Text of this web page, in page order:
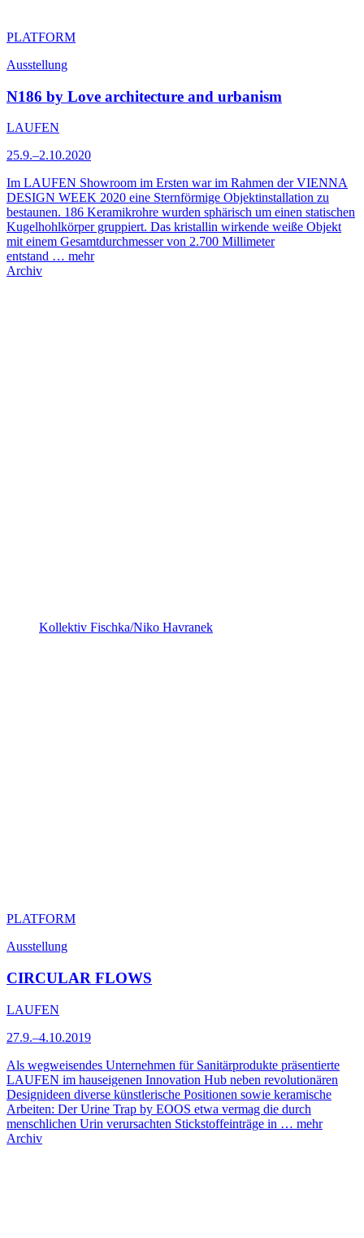
PLATFORM
Ausstellung
N186 by Love architecture and urbanism
LAUFEN
25.9.–2.10.2020
Im LAUFEN Showroom im Ersten war im Rahmen der VIENNA
DESIGN WEEK 2020 eine Sternförmige Objektinstallation zu
bestaunen. 186 Keramikrohre wurden sphärisch um einen statischen
Kugelhohlkörper gruppiert. Das kristallin wirkende weiße Objekt
mit einem Gesamtdurchmesser von 2.700 Millimeter
entstand … mehr
Archiv
Kollektiv Fischka/Niko Havranek
PLATFORM
Ausstellung
CIRCULAR FLOWS
LAUFEN
27.9.–4.10.2019
Als wegweisendes Unternehmen für Sanitärprodukte präsentierte
LAUFEN im hauseigenen Innovation Hub neben revolutionären
Designideen diverse künstlerische Positionen sowie keramische
Arbeiten: Der Urine Trap by EOOS etwa vermag die durch
menschlichen Urin verursachten Stickstoffeinträge in … mehr
Archiv